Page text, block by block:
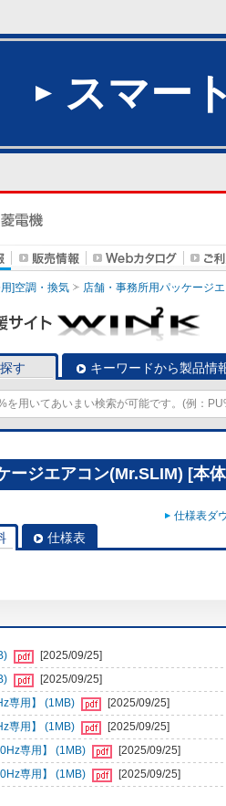
スマー
]空調・換気 店舗・事務所用パッケージ
す キーワードから製品情
ージエアコン(Mr.SLIM) [本
仕様表ダ
仕様表
[2025/09/25]
[2025/09/25]
専用】 (1MB)
[2025/09/25]
専用】 (1MB)
[2025/09/25]
専用】 (1MB)
[2025/09/25]
専用】 (1MB)
[2025/09/25]